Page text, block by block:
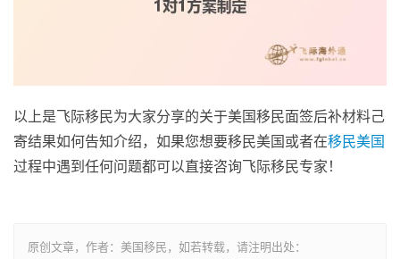
以上是飞际移民为大家分享的关于美国移民面签后补材料己
寄结果如何告知介绍，如果您想要移民美国或者在移民美国
过程中遇到任何问题都可以直接咨询飞际移民专家！
原创文章，作者：美国移民，如若转载，请注明出处：